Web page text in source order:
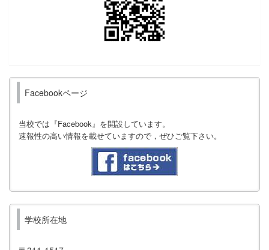
Facebookページ
当校では『Facebook』を開設しています。
速報性の高い情報を載せていますので，ぜひご覧下さい。
学校所在地